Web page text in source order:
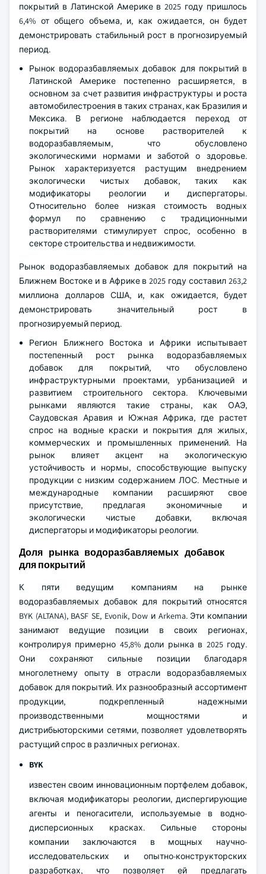
покрытий в Латинской Америке в 2025 году пришлось
6,4% от общего объема, и, как ожидается, он будет
демонстрировать стабильный рост в прогнозируемый
период.
Рынок водоразбавляемых добавок для покрытий в
Латинской Америке постепенно расширяется, в
основном за счет развития инфраструктуры и роста
автомобилестроения в таких странах, как Бразилия и
Мексика. В регионе наблюдается переход от
покрытий на основе растворителей к
водоразбавляемым, что обусловлено
экологическими нормами и заботой о здоровье.
Рынок характеризуется растущим внедрением
экологически чистых добавок, таких как
модификаторы реологии и диспергаторы.
Относительно более низкая стоимость водных
формул по сравнению с традиционными
растворителями стимулирует спрос, особенно в
секторе строительства и недвижимости.
Рынок водоразбавляемых добавок для покрытий на
Ближнем Востоке и в Африке в 2025 году составил 263,2
миллиона долларов США, и, как ожидается, будет
демонстрировать значительный рост в
прогнозируемый период.
Регион Ближнего Востока и Африки испытывает
постепенный рост рынка водоразбавляемых
добавок для покрытий, что обусловлено
инфраструктурными проектами, урбанизацией и
развитием строительного сектора. Ключевыми
рынками являются такие страны, как ОАЭ,
Саудовская Аравия и Южная Африка, где растет
спрос на водные краски и покрытия для жилых,
коммерческих и промышленных применений. На
рынок влияет акцент на экологическую
устойчивость и нормы, способствующие выпуску
продукции с низким содержанием ЛОС. Местные и
международные компании расширяют свое
присутствие, предлагая экономичные и
экологически чистые добавки, включая
диспергаторы и модификаторы реологии.
Доля рынка водоразбавляемых добавок
для покрытий
К пяти ведущим компаниям на рынке
водоразбавляемых добавок для покрытий относятся
BYK (ALTANA), BASF SE, Evonik, Dow и Arkema. Эти компании
занимают ведущие позиции в своих регионах,
контролируя примерно 45,8% доли рынка в 2025 году.
Они сохраняют сильные позиции благодаря
многолетнему опыту в отрасли водоразбавляемых
добавок для покрытий. Их разнообразный ассортимент
продукции, подкрепленный надежными
производственными мощностями и
дистрибьюторскими сетями, позволяет удовлетворять
растущий спрос в различных регионах.
BYK
известен своим инновационным портфелем добавок,
включая модификаторы реологии, диспергирующие
агенты и пеногасители, используемые в водно-
дисперсионных красках. Сильные стороны
компании заключаются в мощных научно-
исследовательских и опытно-конструкторских
разработках, что позволяет ей предлагать